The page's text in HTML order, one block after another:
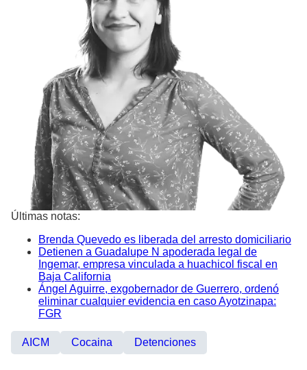
Últimas notas:
Brenda Quevedo es liberada del arresto domiciliario
Detienen a Guadalupe N apoderada legal de
Ingemar, empresa vinculada a huachicol fiscal en
Baja California
Ángel Aguirre, exgobernador de Guerrero, ordenó
eliminar cualquier evidencia en caso Ayotzinapa:
FGR
AICM Cocaina Detenciones